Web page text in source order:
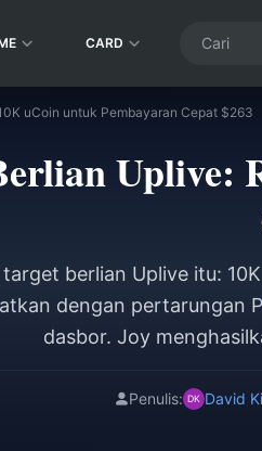
CARD
uCoin untuk Pembayaran Cepat $263
Uplive:
target berlian Uplive itu:
dengan pertarungan
dasbor. Joy
Penulis: David